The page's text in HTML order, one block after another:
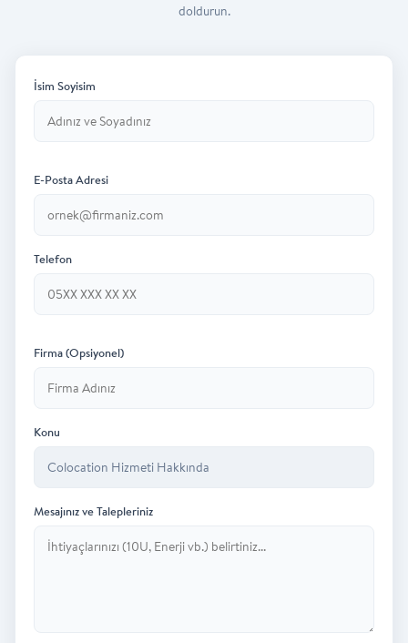
doldurun.
İsim Soyisim
E-Posta Adresi
Telefon
Firma (Opsiyonel)
Konu
Mesajınız ve Talepleriniz